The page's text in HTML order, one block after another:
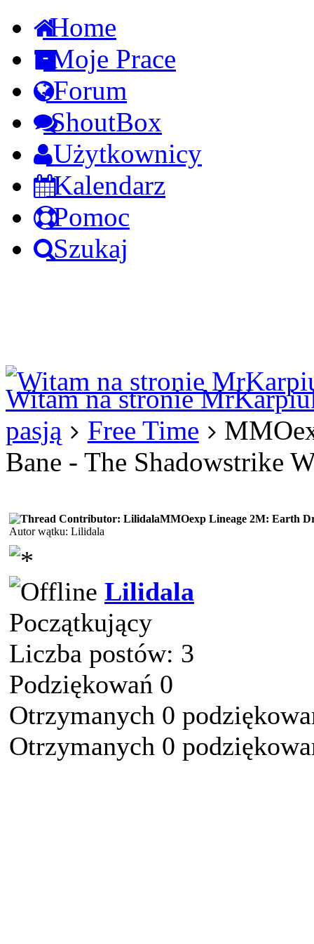
Home
Moje Prace
Forum
ShoutBox
Użytkownicy
Kalendarz
Pomoc
Szukaj
Witam na stronie
pasją
Free Time
Bane - The Shadowstrike
MMOexp Lineage 2M: Earth
Autor wątku: Lilidala
Lilidala
Początkujący
Liczba postów: 3
Podziękowań 0
Otrzymanych 0
Otrzymanych 0